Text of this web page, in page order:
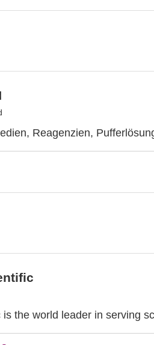
Reagenzien,
the world leader in serving